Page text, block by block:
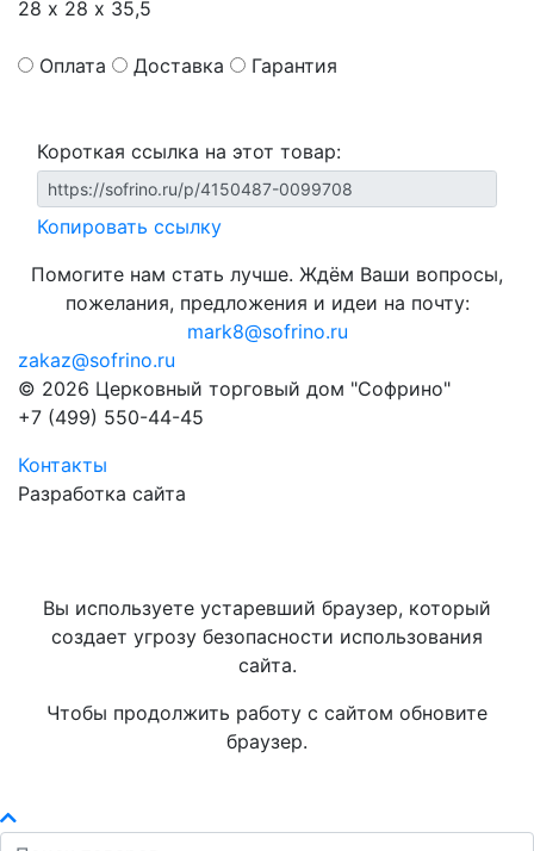
28 х 28 х 35,5
Оплата Доставка Гарантия
Короткая ссылка на этот товар:
Копировать ссылку
Помогите нам стать лучше. Ждём Ваши вопросы,
пожелания, предложения и идеи на почту:
mark8@sofrino.ru
zakaz@sofrino.ru
© 2026 Церковный торговый дом "Софрино"
+7 (499) 550-44-45
Контакты
Разработка сайта
Вы используете устаревший браузер, который
создает угрозу безопасности использования
сайта.
Чтобы продолжить работу с сайтом обновите
браузер.